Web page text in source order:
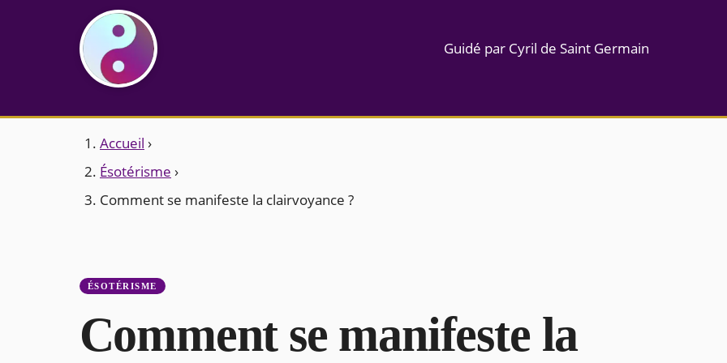
Guidé par Cyril de Saint Germain
Accueil ›
Ésotérisme ›
Comment se manifeste la clairvoyance ?
ÉSOTÉRISME
Comment se manifeste la